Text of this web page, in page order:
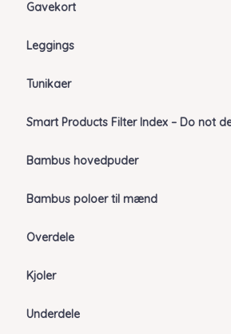
Gavekort
Leggings
Tunikaer
Smart Products Filter Index – Do not
Bambus hovedpuder
Bambus poloer til mænd
Overdele
Kjoler
Underdele